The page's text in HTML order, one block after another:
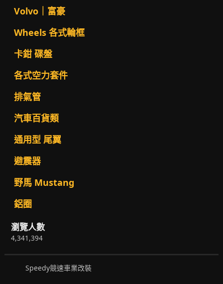
Volvo｜富豪
Wheels 各式輪框
卡鉗 碟盤
各式空力套件
排氣管
汽車百貨類
通用型 尾翼
避震器
野馬 Mustang
鋁圈
瀏覽人數
4,341,394
Speedy競速車業改裝